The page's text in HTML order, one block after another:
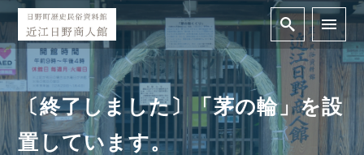
〔終了しました〕「茅の輪」を設
置しています。